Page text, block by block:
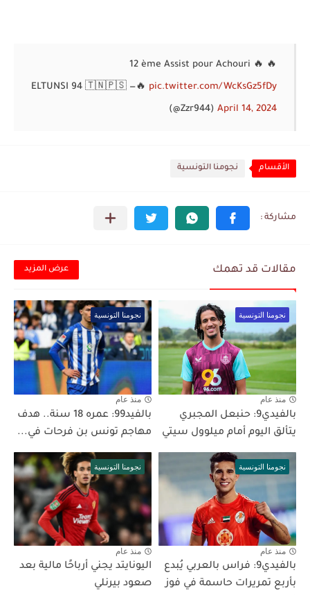
12 ème Assist pour Achouri 🔥 🔥
🔥 pic.twitter.com/WcKsGz5fDy
— ELTUNSI 94 🇹🇳🇵🇸
(@Zzr944) April 14, 2024
الأقسام نجومنا التونسية
مقالات قد تهمك عرض المزيد
نجومنا التونسية
منذ عام
بالفيدي9: حنبعل المجبري
يتألق اليوم أمام ميلوول سيتي
نجومنا التونسية
منذ عام
بالفيد99: عمره 18 سنة.. هدف
مهاجم تونس بن فرحات في...
نجومنا التونسية
منذ عام
بالفيدي9: فراس بالعربي يُبدع
بأربع تمريرات حاسمة في فوز
نجومنا التونسية
منذ عام
اليونايتد يجني أرباحًا مالية بعد
صعود بيرنلي